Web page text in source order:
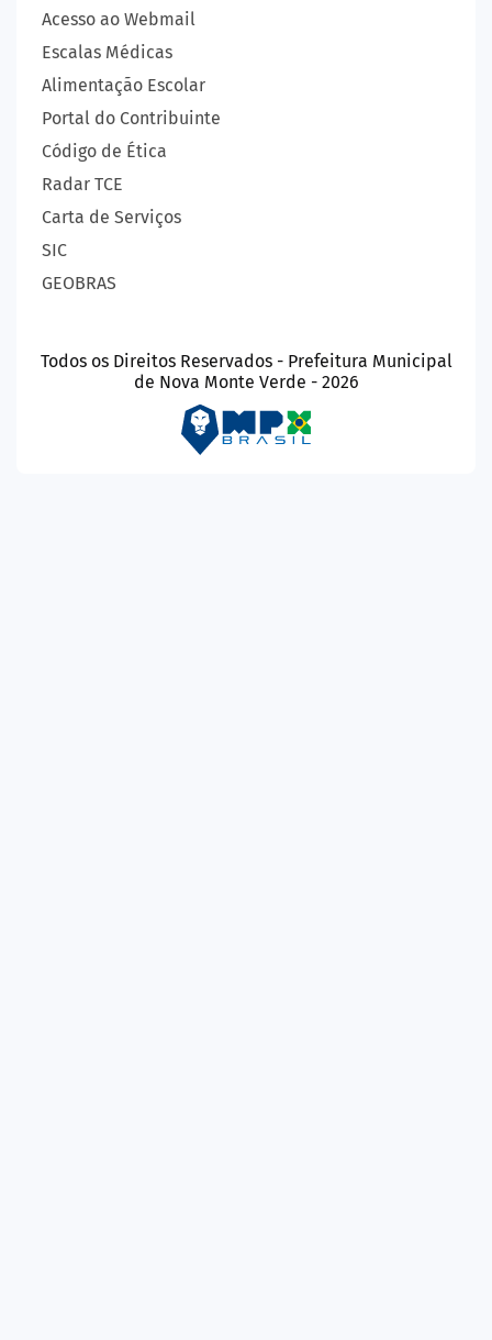
Acesso ao Webmail
Escalas Médicas
Alimentação Escolar
Portal do Contribuinte
Código de Ética
Radar TCE
Carta de Serviços
SIC
GEOBRAS
Todos os Direitos Reservados - Prefeitura Municipal
de Nova Monte Verde - 2026